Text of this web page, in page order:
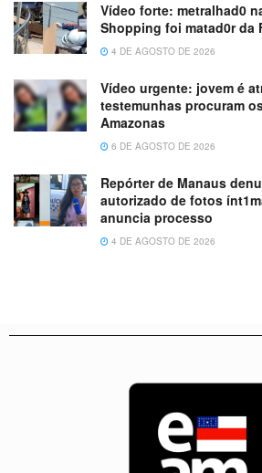
Vídeo forte: metralhad0
Shopping foi matad0r da
4 DE AGOSTO DE 2026
Vídeo urgente: jovem é
testemunhas procuram
Amazonas
6 DE AGOSTO DE 2026
Repórter de Manaus
autorizado de fotos
anuncia processo
4 DE AGOSTO DE 2026